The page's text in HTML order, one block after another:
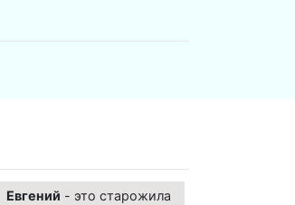
Евгений - это старожила